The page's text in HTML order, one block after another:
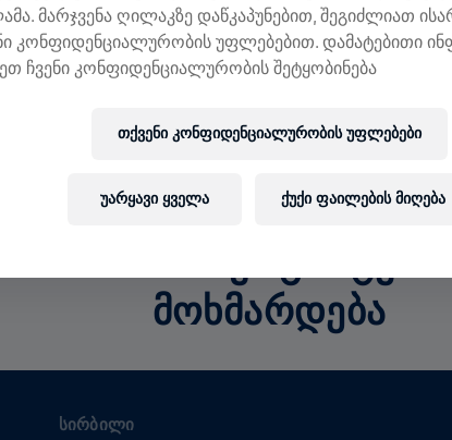
ᲨᲔᲛᲝᲬᲘᲠᲣᲚᲔᲑᲔᲑᲘ
შემოწირულების 100% ხმარდება ზურგის ტვინის
100% ᲖᲣᲠᲒᲘᲡ
ᲛᲝᲮᲛᲐᲠᲓᲔᲑᲐ
ᲡᲘᲠᲑᲘᲚᲘ
მარჯვენა ღილაკზე დაწკაპუნებით, შეგიძლიათ
კონფიდენციალურობის უფლებებით. დამატებითი
ჩვენი კონფიდენციალურობის შეტყობინება
თქვენი კონფიდენციალურობის უფლებები
უარყავი ყველა ქუქი ფაილების მიღება